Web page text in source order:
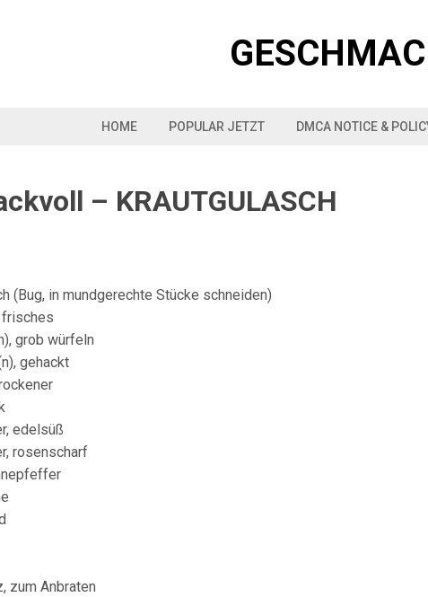
HOME POPULAR JETZT DMCA NOTICE &
– KRAUTGULASCH
(Bug, in mundgerechte Stücke schneiden)
frisches
grob würfeln
gehackt
edelsüß
rosenscharf
zum Anbraten